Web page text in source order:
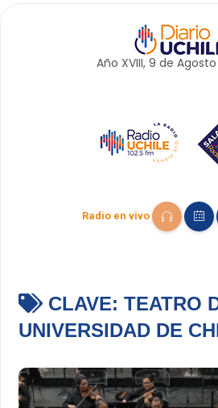
Año XVIII, 9 de Agosto
Radio en vivo
CLAVE: TEATRO
UNIVERSIDAD DE